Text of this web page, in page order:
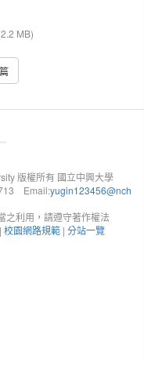
MB)
版權所有 國立中興大學
Email:yugin123456@nch
之利用，請遵守著作權法
| 校園網路規範 | 分站一覽